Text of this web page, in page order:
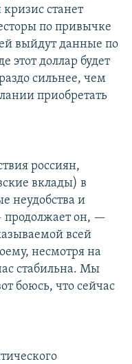
станет
по привычке
выйдут данные по
этот доллар будет
сильнее, чем
приобретать
россиян,
вклады) в
неудобства и
продолжает он, —
всей
несмотря на
стабильна. Мы
боюсь, что сейчас